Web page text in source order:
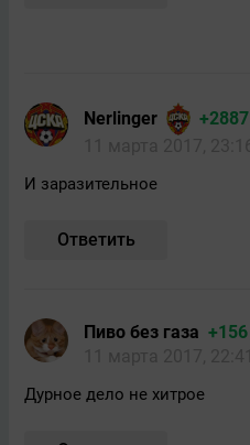
Nerlinger
+2887
И заразительное
Ответить
Пиво без газа +156
Дурное дело не хитрое